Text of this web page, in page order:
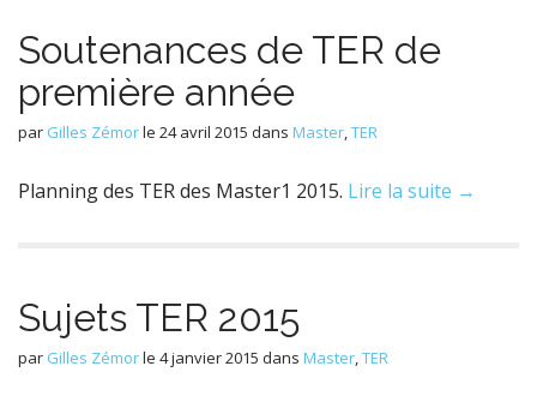
Soutenances de TER de
première année
par Gilles Zémorle 24 avril 2015 dans Master,TER
Planning des TER des Master1 2015. Lire la suite →
Sujets TER 2015
par Gilles Zémorle 4 janvier 2015 dans Master,TER